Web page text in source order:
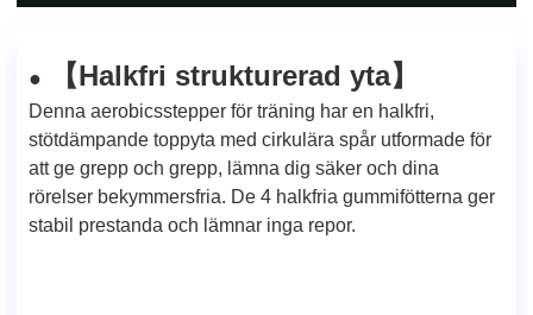
● 【Halkfri strukturerad yta】
Denna aerobicsstepper för träning har en halkfri,
stötdämpande toppyta med cirkulära spår utformade för
att ge grepp och grepp, lämna dig säker och dina
rörelser bekymmersfria. De 4 halkfria gummifötterna ger
stabil prestanda och lämnar inga repor.